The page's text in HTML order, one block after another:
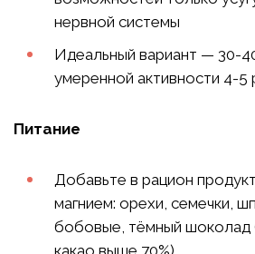
нервной системы
Идеальный вариант — 30-
умеренной активности 4-5
Питание
Добавьте в рацион
магнием: орехи, семечки,
бобовые, тёмный шоколад